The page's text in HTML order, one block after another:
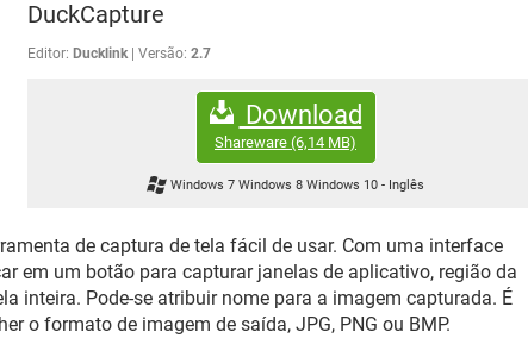
DuckCapture
Editor: Ducklink Versão: 2.7
Download
Shareware (6,14 MB)
Windows 7 Windows 8 Windows 10- Inglês
de captura de tela fácil de usar. Com uma interface
em um botão para capturar janelas de aplicativo, região da
inteira. Pode-se atribuir nome para a imagem capturada. É
o formato de imagem de saída, JPG, PNG ou BMP.